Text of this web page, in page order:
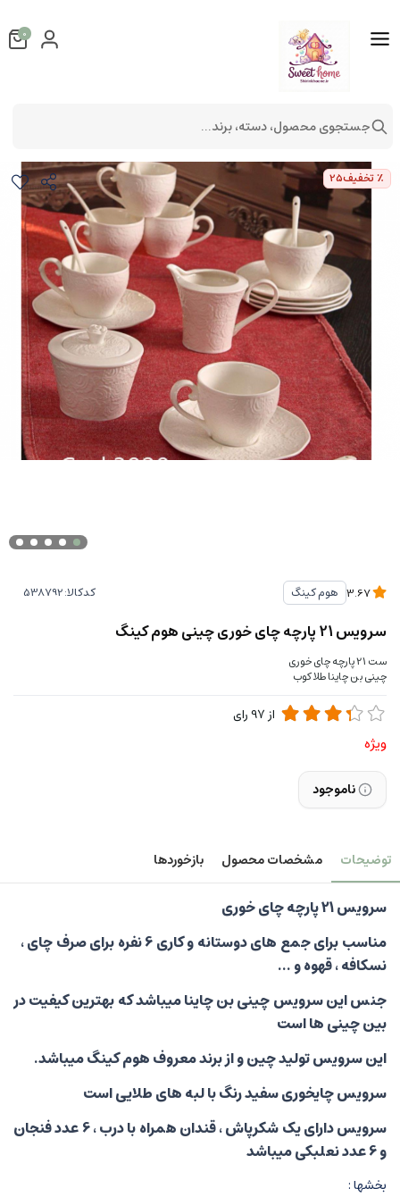
٪ تخفیف25
هوم کینگ کدکالا:
سرویس 21 پارچه چای خوری چینی هوم کینگ
ست 21 پارچه چای خوری
چینی بن چاینا طلاکوب
از 97رای
ویژه
ناموجود
توضیحات مشخصات محصول بازخوردها
سرویس 21 پارچه چای خوری
مناسب برای جمع های دوستانه و کاری 6 نفره برای صرف چای ،
نسکافه ، قهوه و ...
جنس این سرویس چینی بن چاینا میباشد که بهترین کیفیت در
بین چینی ها است
این سرویس تولید چین و از برند معروف هوم کینگ میباشد.
سرویس چایخوری سفید رنگ با لبه های طلایی است
سرویس دارای یک شکرپاش ، قندان همراه با درب ، 6 عدد فنجان
و 6 عدد نعلبکی میباشد
بخشها :
0
جستجوی محصول، دسته، برند...